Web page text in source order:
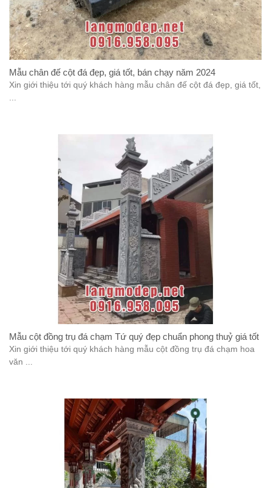
Mẫu chân đế cột đá đẹp, giá tốt, bán chạy năm 2024
Xin giới thiệu tới quý khách hàng mẫu chân đế cột đá đẹp, giá tốt,
...
Mẫu cột đồng trụ đá chạm Tứ quý đẹp chuẩn phong thuỷ giá tốt
Xin giới thiệu tới quý khách hàng mẫu cột đồng trụ đá chạm hoa
văn ...